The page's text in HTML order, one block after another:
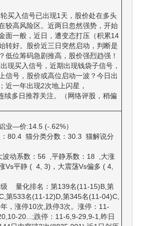
买入信号已出现1天，股价处在多头
较高风险区。近两日忽然强势，开始
面一般，近日，遭变态打压（积累14
转好。股价近三日突然启动，判断是
低位筹码急剧推高，股价强烈趋强！
现买入信号，近期出现钱袋子信号，
信号，股价或高位启动一波？今日出
近一年出现2次地上闪星，
续多日推荐关注。（网络评股，稍偏
业—价:14.5 (-.62%）
80.4 猫分类分数：30.3 猫解说分
波动系数：56 ,平静系数：18 ,大涨
Vs平静 ( 4, 3)，大震荡Vs偏多 ( 4,
量化排名：第139名(11-15)B,第
第533名(11-12)D,第345名(11-04)C,
，涨停10次,跌停3次。涨停：11-
20...;跌停：11-6,9-29,9-1,昨日